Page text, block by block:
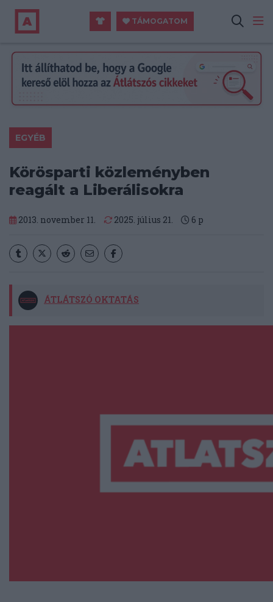
TÁMOGATOM
EGYÉB
Körösparti közleményben
reagált a Liberálisokra
2013. november 11. 2025. július 21. 6 p
ÁTLÁTSZÓ OKTATÁS